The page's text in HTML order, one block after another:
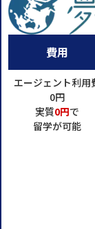
費用
エージェント利用
0円
実質0円で
留学が可能